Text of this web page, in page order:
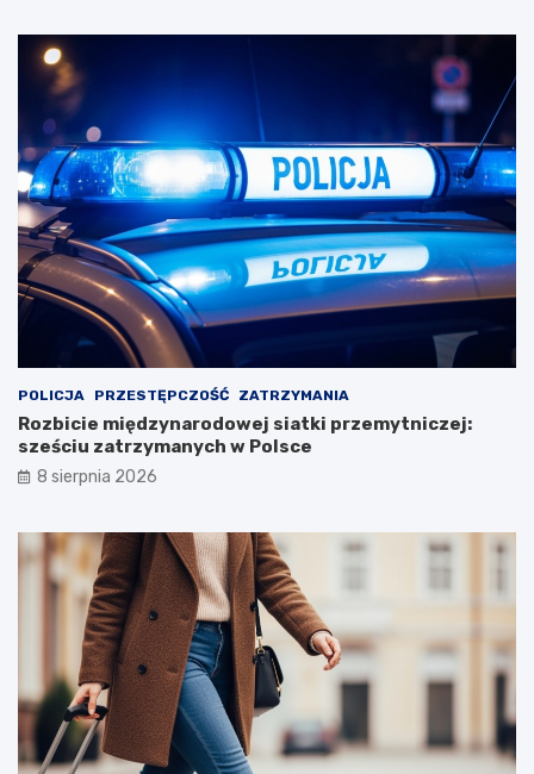
POLICJA PRZESTĘPCZOŚĆ ZATRZYMANIA
Rozbicie międzynarodowej siatki przemytniczej:
sześciu zatrzymanych w Polsce
8 sierpnia 2026